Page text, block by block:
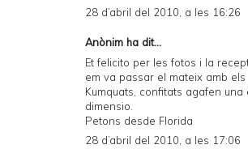
28 d’abril del 2010, a les 16:26
Anònim ha dit...
Et felicito per les fotos i la
em va passar el mateix amb els
Kumquats, confitats agafen una
dimensio.
Petons desde Florida
28 d’abril del 2010, a les 17:06